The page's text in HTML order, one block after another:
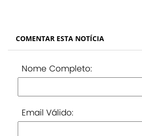
COMENTAR ESTA NOTÍCIA
Nome Completo:
Email Válido: